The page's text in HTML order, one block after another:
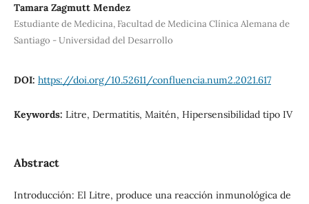
Tamara Zagmutt Mendez
Estudiante de Medicina, Facultad de Medicina Clínica Alemana de
Santiago - Universidad del Desarrollo
DOI: https://doi.org/10.52611/confluencia.num2.2021.617
Keywords: Litre, Dermatitis, Maitén, Hipersensibilidad tipo IV
Abstract
Introducción: El Litre, produce una reacción inmunológica de